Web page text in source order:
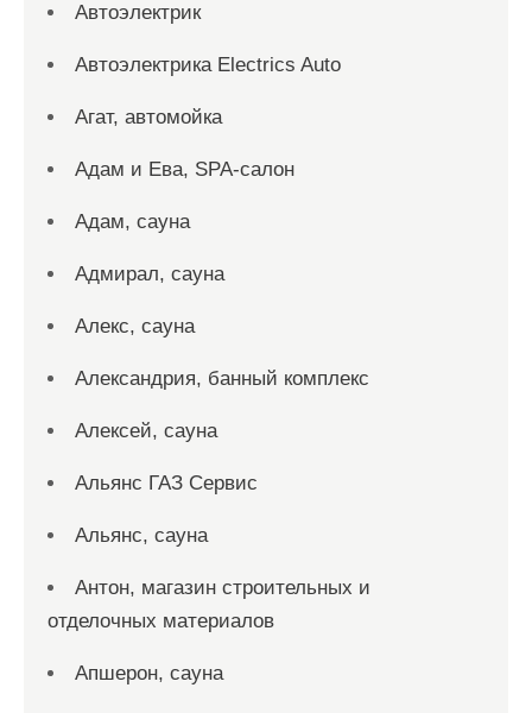
Автоэлектрик
Автоэлектрика Electrics Auto
Агат, автомойка
Адам и Ева, SPA-салон
Адам, сауна
Адмирал, сауна
Алекс, сауна
Александрия, банный комплекс
Алексей, сауна
Альянс ГАЗ Сервис
Альянс, сауна
Антон, магазин строительных и
отделочных материалов
Апшерон, сауна